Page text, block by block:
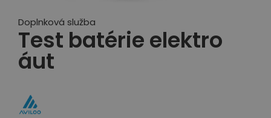
Doplnková služba
Test batérie elektro
áut